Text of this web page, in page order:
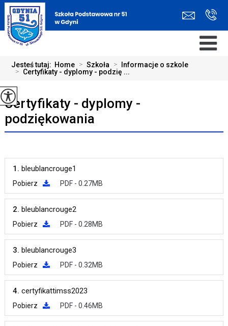
Jesteś tutaj: Home > Szkoła > Informacje o szkole
> Certyfikaty - dyplomy - podzię ...
Certyfikaty - dyplomy -
podziękowania
1. bleublancrouge1
Pobierz PDF - 0.27MB
2. bleublancrouge2
Pobierz PDF - 0.28MB
3. bleublancrouge3
Pobierz PDF - 0.32MB
4. certyfikattimss2023
Pobierz PDF - 0.46MB